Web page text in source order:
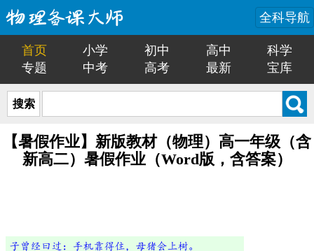
全科导航
首页 小学 初中 高中
科学
专题
中考 高考 最新 宝库
搜索
【暑假作业】新版教材（物理）高一年级（含
新高二）暑假作业（Word版，含答案）